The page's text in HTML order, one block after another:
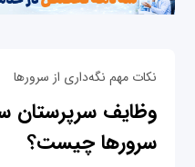
نکات مهم نگه‌داری از سرورها
وظایف سرپرستان
سرورها چیست؟